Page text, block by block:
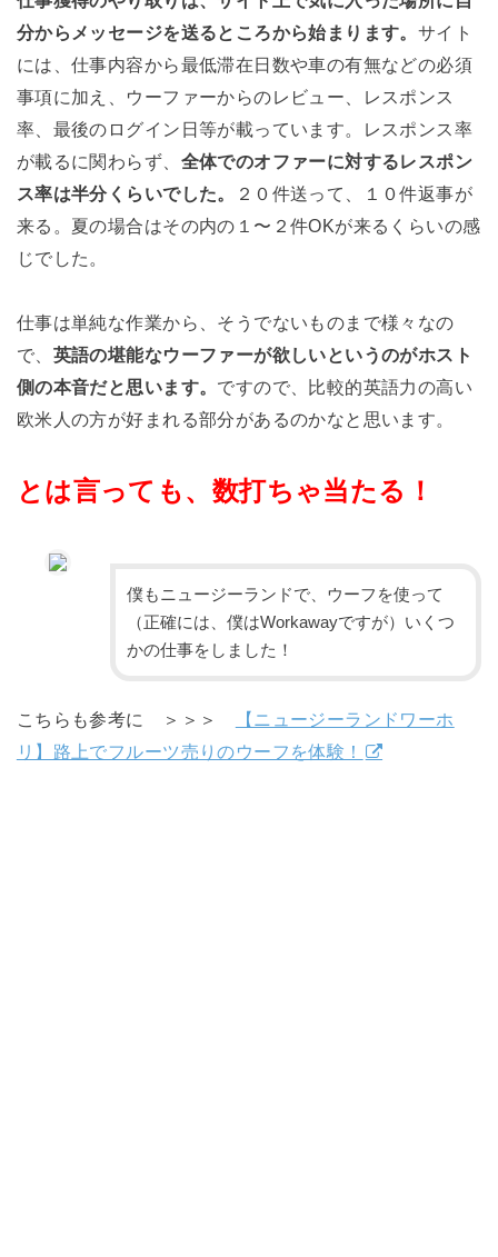
分からメッセージを送るところから始まります。 サイト
には、仕事内容から最低滞在日数や車の有無などの必須
事項に加え、ウーファーからのレビュー、レスポンス
率、最後のログイン日等が載っています。レスポンス率
が載るに関わらず、 全体でのオファーに対するレスポン
ス率は半分くらいでした。
２０件送って、１０件返事が
来る。夏の場合はその内の１〜２件OKが来るくらいの感
じでした。
仕事は単純な作業から、そうでないものまで様々なの
で、 英語の堪能なウーファーが欲しいというのがホスト
側の本音だと思います。 ですので、比較的英語力の高い
欧米人の方が好まれる部分があるのかなと思います。
とは言っても、数打ちゃ当たる！
僕もニュージーランドで、ウーフを使って
（正確には、僕はWorkawayですが）いくつ
かの仕事をしました！
こちらも参考に ＞＞＞
【ニュージーランドワーホ
リ】路上でフルーツ売りのウーフを体験！